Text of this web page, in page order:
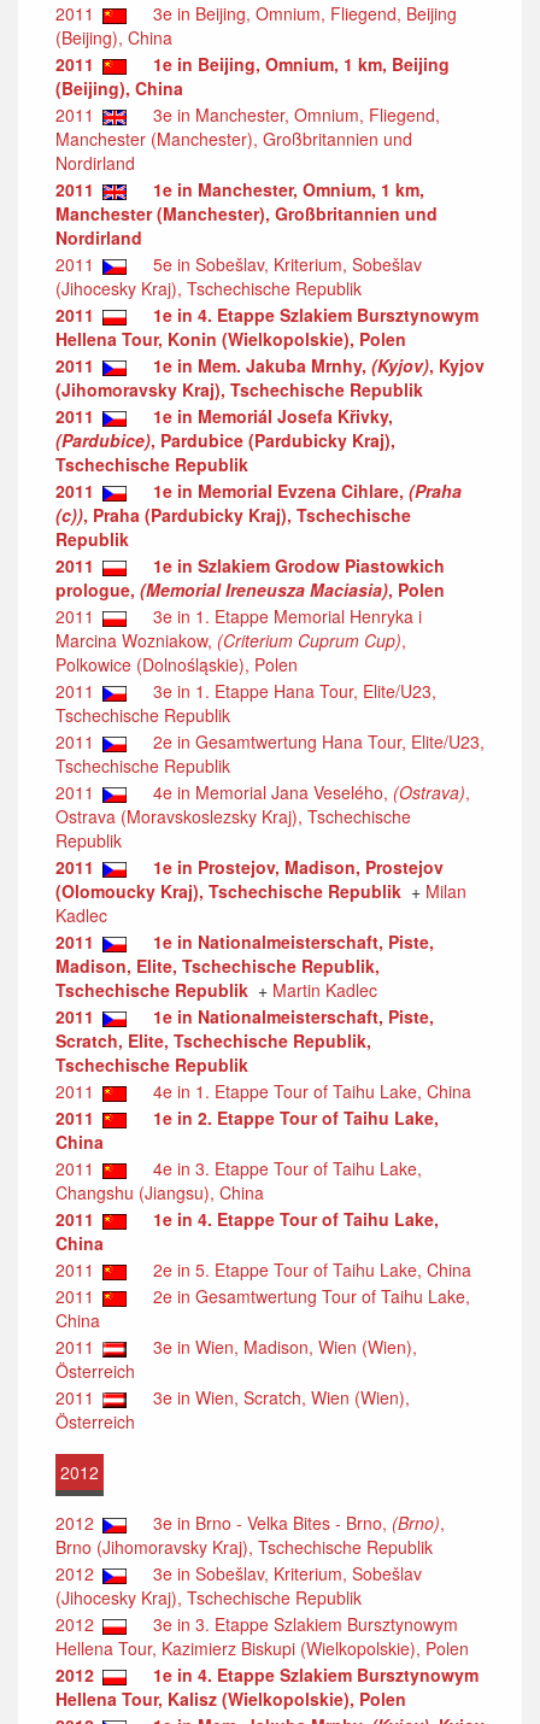
2011
3e in Beijing, Omnium, Fliegend, Beijing
(Beijing), China
2011
1e in Beijing, Omnium, 1 km, Beijing
(Beijing), China
2011
3e in Manchester, Omnium, Fliegend,
Manchester (Manchester), Großbritannien und
Nordirland
2011
1e in Manchester, Omnium, 1 km,
Manchester (Manchester), Großbritannien und
Nordirland
2011
5e in Sobešlav, Kriterium, Sobešlav
(Jihocesky Kraj), Tschechische Republik
2011
1e in 4. Etappe Szlakiem Bursztynowym
Hellena Tour, Konin (Wielkopolskie), Polen
2011
1e in Mem. Jakuba Mrnhy, (Kyjov), Kyjov
(Jihomoravsky Kraj), Tschechische Republik
2011
1e in Memoriál Josefa Křivky,
(Pardubice), Pardubice (Pardubicky Kraj),
Tschechische Republik
2011
1e in Memorial Evzena Cihlare, (Praha
(c)), Praha (Pardubicky Kraj), Tschechische
Republik
2011
1e in Szlakiem Grodow Piastowkich
prologue, (Memorial Ireneusza Maciasia), Polen
2011
3e in 1. Etappe Memorial Henryka i
Marcina Wozniakow, (Criterium Cuprum Cup),
Polkowice (Dolnośląskie), Polen
2011
3e in 1. Etappe Hana Tour, Elite/U23,
Tschechische Republik
2011
2e in Gesamtwertung Hana Tour, Elite/U23,
Tschechische Republik
2011
4e in Memorial Jana Veselého, (Ostrava),
Ostrava (Moravskoslezsky Kraj), Tschechische
Republik
2011
1e in Prostejov, Madison, Prostejov
(Olomoucky Kraj), Tschechische Republik + Milan
Kadlec
2011
1e in Nationalmeisterschaft, Piste,
Madison, Elite, Tschechische Republik,
Tschechische Republik + Martin Kadlec
2011
1e in Nationalmeisterschaft, Piste,
Scratch, Elite, Tschechische Republik,
Tschechische Republik
2011
4e in 1. Etappe Tour of Taihu Lake, China
2011
1e in 2. Etappe Tour of Taihu Lake,
China
2011
4e in 3. Etappe Tour of Taihu Lake,
Changshu (Jiangsu), China
2011
1e in 4. Etappe Tour of Taihu Lake,
China
2011
2e in 5. Etappe Tour of Taihu Lake, China
2011
2e in Gesamtwertung Tour of Taihu Lake,
China
2011
3e in Wien, Madison, Wien (Wien),
Österreich
2011
3e in Wien, Scratch, Wien (Wien),
Österreich
2012
2012 3e in Brno - Velka Bites - Brno, (Brno),
Brno (Jihomoravsky Kraj), Tschechische Republik
2012
3e in Sobešlav, Kriterium, Sobešlav
(Jihocesky Kraj), Tschechische Republik
2012
3e in 3. Etappe Szlakiem Bursztynowym
Hellena Tour, Kazimierz Biskupi (Wielkopolskie), Polen
2012
1e in 4. Etappe Szlakiem Bursztynowym
Hellena Tour, Kalisz (Wielkopolskie), Polen